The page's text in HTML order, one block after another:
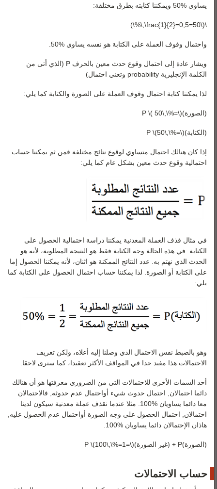
يساوي %50 ويمكننا كتابته بطرق مختلفة:
\(\frac{1}{2}=0,5=50\,\%\)
واحتمال وقوف العملة على الكتابة هو نفسه يساوي %50.
ويشار عادة إلى احتمال وقوع حدث معين بالحرف P (الذي أتى من
الكلمة الإنجليزية probability وتعني احتمال)
لذا يمكننا كتابة احتمال وقوف العملة على الصورة والكتابة كما يلي:
(الصورة)P \( 50\,\%=\)
(الكتابة)P \(50\,\%=\)
إذا كان هنالك احتمال متساوي لوقوع نتائج مختلفة فمن ثم يمكننا حساب
احتمالية وقوع حدث معين بشكل عام كما يلي:
في مثال قذف العملة المعدنية يمكننا دراسة احتمالية الحصول على
الكتابة. في هذه الحالة وجه الكتابة فقط هو النتيجة المطلوبة، لأنه هو
الحدث الذي نهتم به. عدد النتائج الممكنة هو اثنان، لأنه يمكننا الحصول إما
على الكتابة أو الصورة. لذا يمكننا حساب احتمال الحصول على الكتابة كما
يلي:
وهو بالضبط نفس الاحتمال الذي وصلنا إليه أعلاه، ولكن تعريف
الاحتمالات هذا مفيد جدا في المواقف الأكثر تعقيدا، كما سنرى لاحقا.
أحد السمات الأخرى للاحتمالات التي من الضروري معرفتها هو أن هنالك
دائما احتمالان, احتمال حدوث شيء أواحتمال عدم حدوثه, فالاحتمالان
معا دائما يساويان %100. مثلا عندما نقذف عملة معدنية سيكون لدينا
احتمالان, احتمال الحصول على وجه الصورة أواحتمال عدم الحصول عليه,
هاذان الإحتمالان دائما يساويان %100.
(الصورة)P + (غير الصورة)P \(100\,\%=1=\)
حساب الاحتمالات